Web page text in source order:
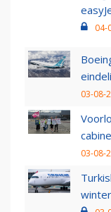
04-
03-08-
03-08-